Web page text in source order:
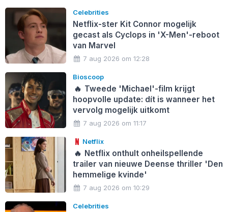
Celebrities
Netflix-ster Kit Connor mogelijk
gecast als Cyclops in 'X-Men'-reboot
van Marvel
7 aug 2026 om 12:28
Bioscoop
🔥 Tweede 'Michael'-film krijgt
hoopvolle update: dít is wanneer het
vervolg mogelijk uitkomt
7 aug 2026 om 11:17
Netflix
🔥 Netflix onthult onheilspellende
trailer van nieuwe Deense thriller 'Den
hemmelige kvinde'
7 aug 2026 om 10:29
Celebrities